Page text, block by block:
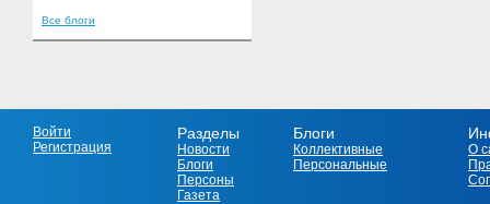
Все блоги
Войти
Регистрация
Разделы
Новости
Блоги
Персоны
Газета
Блоги
Коллективные
Персональные
О